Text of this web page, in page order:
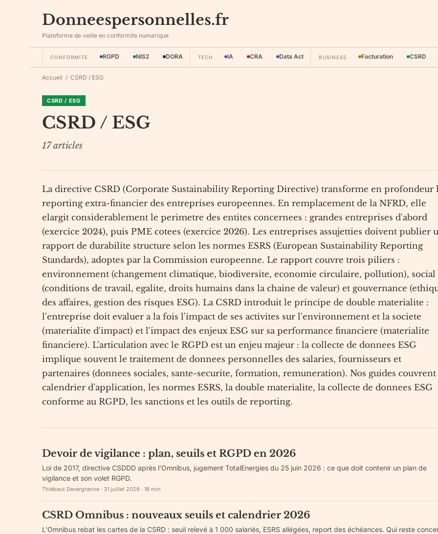
Donneespersonnelles.fr
Plateforme de veille en conformite numerique
CONFORMITE RGPD NIS2 DORA TECH IA CRA Data Act BUSINESS Facturation CSRD
Accueil / CSRD / ESG
CSRD / ESG
CSRD / ESG
17articles
La directive CSRD (Corporate Sustainability Reporting Directive) transforme en profondeur
reporting extra-financier des entreprises europeennes. En remplacement de la NFRD, elle
elargit considerablement le perimetre des entites concernees : grandes entreprises d'abord
(exercice 2024), puis PME cotees (exercice 2026). Les entreprises assujetties doivent publier
rapport de durabilite structure selon les normes ESRS (European Sustainability Reporting
Standards), adoptes par la Commission europeenne. Le rapport couvre trois piliers :
environnement (changement climatique, biodiversite, economie circulaire, pollution), social
(conditions de travail, egalite, droits humains dans la chaine de valeur) et gouvernance
des affaires, gestion des risques ESG). La CSRD introduit le principe de double materialite :
l'entreprise doit evaluer a la fois l'impact de ses activites sur l'environnement et la societe
(materialite d'impact) et l'impact des enjeux ESG sur sa performance financiere (materialite
financiere). L'articulation avec le RGPD est un enjeu majeur : la collecte de donnees ESG
implique souvent le traitement de donnees personnelles des salaries, fournisseurs et
partenaires (donnees sociales, sante-securite, formation, remuneration). Nos guides
calendrier d'application, les normes ESRS, la double materialite, la collecte de donnees ESG
conforme au RGPD, les sanctions et les outils de reporting.
Devoir de vigilance : plan, seuils et RGPD en 2026
Loi de 2017, directive CSDDD après l'Omnibus, jugement TotalEnergies du 25 juin 2026 : ce que doit contenir un plan de
vigilance et son volet RGPD.
Thiébaut Devergranne · 31 juillet 2026 · 18 min
CSRD Omnibus : nouveaux seuils et calendrier 2026
L'Omnibus rebat les cartes de la CSRD : seuil relevé à 1 000 salariés, ESRS allégées, report des échéances. Qui reste